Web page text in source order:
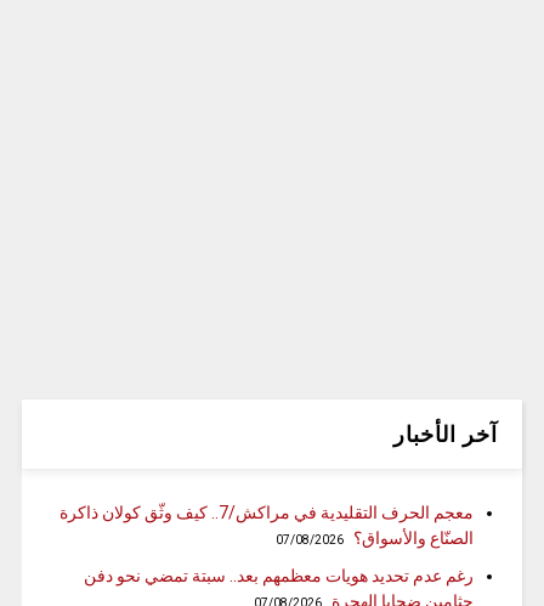
آخر الأخبار
معجم الحرف التقليدية في مراكش/7.. كيف وثّق كولان ذاكرة
الصنّاع والأسواق؟
07/08/2026
رغم عدم تحديد هويات معظمهم بعد.. سبتة تمضي نحو دفن
جثامين ضحايا الهجرة
07/08/2026